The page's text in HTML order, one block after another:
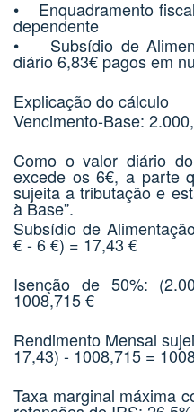
• Enquadramento
dependente
• Subsídio de
diário 6,83€ pagos em
Explicação do cálculo
Vencimento-Base:
Como o valor diário
excede os 6€, a parte
sujeita a tributação e
à Base”.
Subsídio de
€ - 6 €) = 17,43 €
Isenção de 50%:
1008,715 €
Rendimento Mensal
17,43) - 1008,715 =
Taxa marginal máxima